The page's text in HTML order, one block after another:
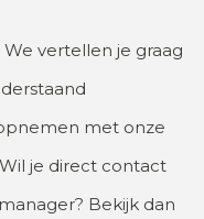
vertellen je graag
met onze
je direct contact
Bekijk dan